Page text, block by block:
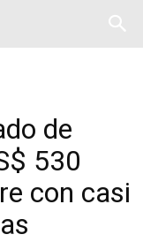
de
530
con casi